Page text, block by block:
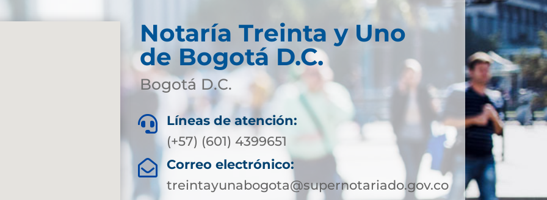
Notaría Treinta y Uno
de Bogotá D.C.
Bogotá D.C.

Líneas de atención:
(+57) (601) 4399651

Correo electrónico:
treintayunabogota@supernotariado.gov.co